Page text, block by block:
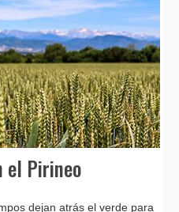
el Pirineo
dejan atrás el verde para